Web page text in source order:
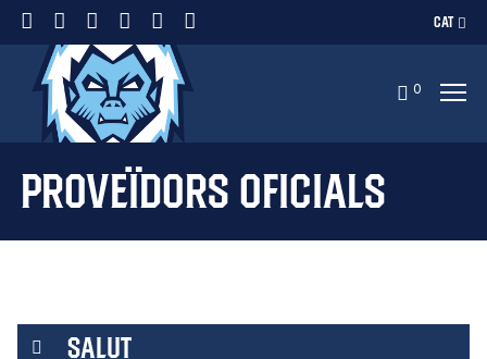
CAT
0
Proveïdors oficials
SALUT